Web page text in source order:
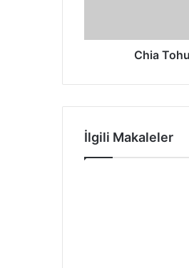
Chia
İlgili Makaleler